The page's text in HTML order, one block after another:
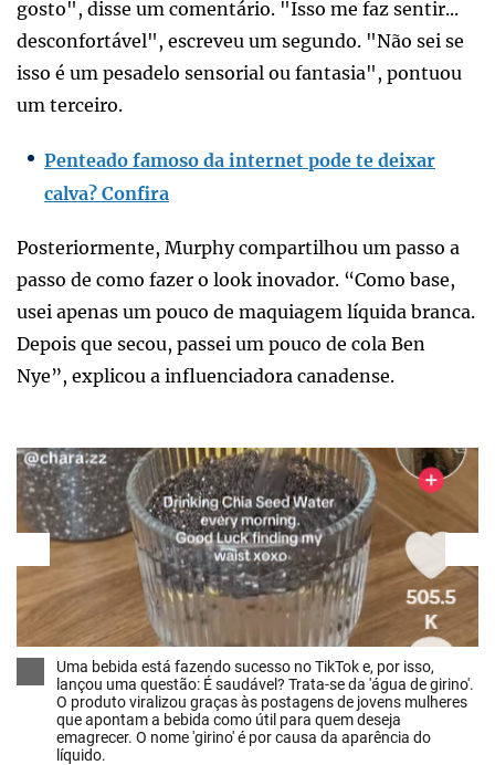
gosto", disse um comentário. "Isso me faz sentir...
desconfortável", escreveu um segundo. "Não sei se
isso é um pesadelo sensorial ou fantasia", pontuou
um terceiro.
Penteado famoso da internet pode te deixar
calva? Confira
Posteriormente, Murphy compartilhou um passo a
passo de como fazer o look inovador. “Como base,
usei apenas um pouco de maquiagem líquida branca.
Depois que secou, passei um pouco de cola Ben
Nye”, explicou a influenciadora canadense.
Uma bebida está fazendo sucesso no TikTok e, por isso,
lançou uma questão: É saudável? Trata-se da 'água de girino'.
O produto viralizou graças às postagens de jovens mulheres
que apontam a bebida como útil para quem deseja
emagrecer. O nome 'girino' é por causa da aparência do
líquido.